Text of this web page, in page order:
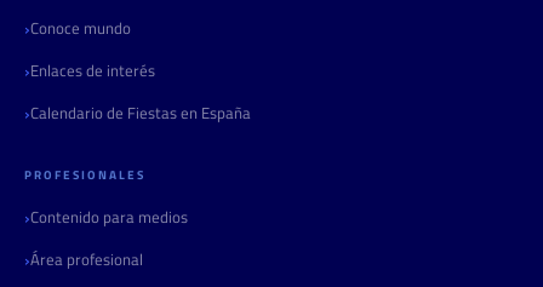
Conoce mundo
Enlaces de interés
Calendario de Fiestas en España
PROFESIONALES
Contenido para medios
Área profesional